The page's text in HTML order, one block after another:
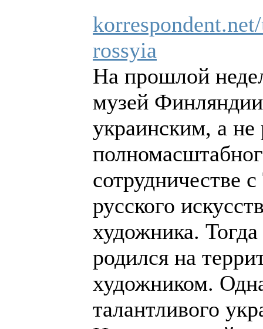
rossyia
На прошлой
музей
украинским, а
сотрудничестве
русского
художника.
родился на
художником.
талантливого